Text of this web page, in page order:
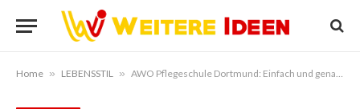
Home » LEBENSSTIL » AWO Pflegeschule Dortmund: Einfach und genau erklärt?